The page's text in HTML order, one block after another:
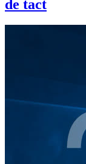
de tact